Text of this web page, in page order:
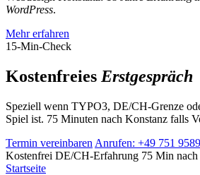
WordPress.
Mehr erfahren
15-Min-Check
Kostenfreies Erstgespräch
Speziell wenn TYPO3, DE/CH-Grenze
Spiel ist. 75 Minuten nach Konstanz falls
Termin vereinbaren Anrufen: +49 751
Kostenfrei DE/CH-Erfahrung 75 Min
Startseite